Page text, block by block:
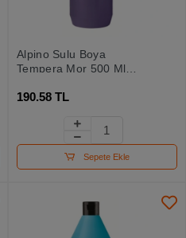
Alpino Sulu Boya
Tempera Mor 500 Ml
190.58 TL
Sepete Ekle